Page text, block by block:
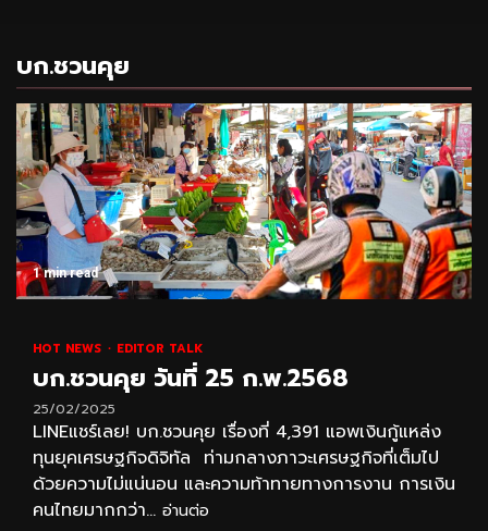
บก.ชวนคุย
1 min read
HOT NEWS EDITOR TALK
บก.ชวนคุย วันที่ 25 ก.พ.2568
25/02/2025
LINEแชร์เลย! บก.ชวนคุย เรื่องที่ 4,391 แอพเงินกู้แหล่ง
ทุนยุคเศรษฐกิจดิจิทัล ท่ามกลางภาวะเศรษฐกิจที่เต็มไป
ด้วยความไม่แน่นอน และความท้าทายทางการงาน การเงิน
คนไทยมากกว่า... อ่านต่อ